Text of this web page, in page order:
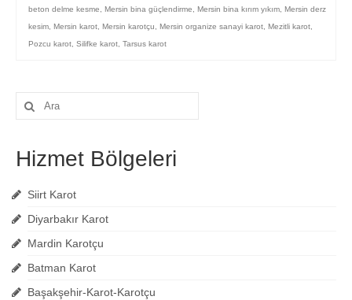
beton delme kesme
Mersin bina güçlendirme Mersin bina kırım yıkım Mersin derz
kesim Mersin karot Mersin karotçu Mersin organize sanayi karot Mezitli karot
Pozcu karot Silifke karot Tarsus karot
Şunu
ara:
Hizmet Bölgeleri
Siirt Karot
Diyarbakır Karot
Mardin Karotçu
Batman Karot
Başakşehir-Karot-Karotçu